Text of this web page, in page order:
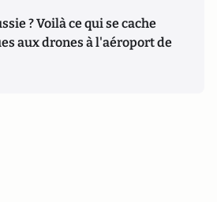
? Voilà ce qui se cache
aux drones à l'aéroport de